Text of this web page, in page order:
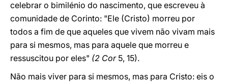
celebrar o bimilénio do nascimento, que escreveu à
comunidade de Corinto: "Ele (Cristo) morreu por
todos a fim de que aqueles que vivem não vivam mais
para si mesmos, mas para aquele que morreu e
ressuscitou por eles" (2 Cor5, 15).
Não mais viver para si mesmos, mas para Cristo: eis o